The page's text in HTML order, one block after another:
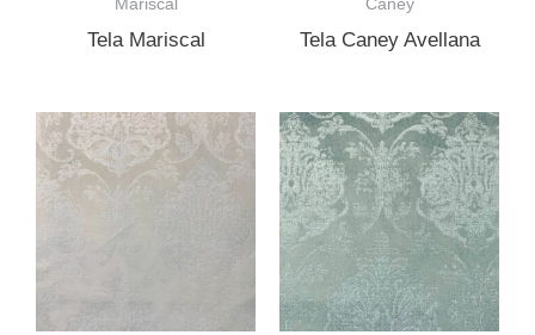
Mariscal
Tela Mariscal
Caney
Tela Caney Avellana